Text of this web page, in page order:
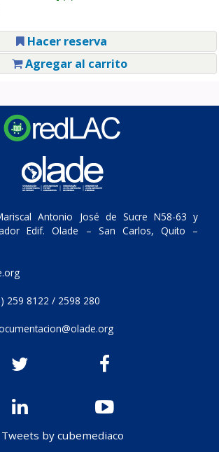
Hacer reserva
Agregar al carrito
Antonio José de Sucre N58-63 y
Edif. Olade – San Carlos, Quito –
259 8122 / 2598 280
Tweets by cubemediaco